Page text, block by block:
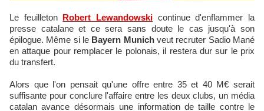
Le feuilleton Robert Lewandowski continue d'enflammer la
presse catalane et ce sera sans doute le cas jusqu'à son
épilogue. Même si le Bayern Munichveut recruter Sadio Mané
en attaque pour remplacer le polonais, il restera dur sur le prix
du transfert.
Alors que l'on pensait qu'une offre entre 35 et 40 M€ serait
suffisante pour conclure l'affaire entre les deux clubs, un média
catalan avance désormais une information de taille contre le